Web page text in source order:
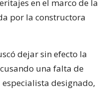
en el marco de la
por la constructora
dejar sin efecto la
una falta de
designado,